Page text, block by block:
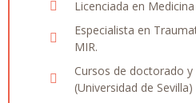
Licenciada en
Especialista en
MIR.
Cursos de doctorado
(Universidad de Sevilla)